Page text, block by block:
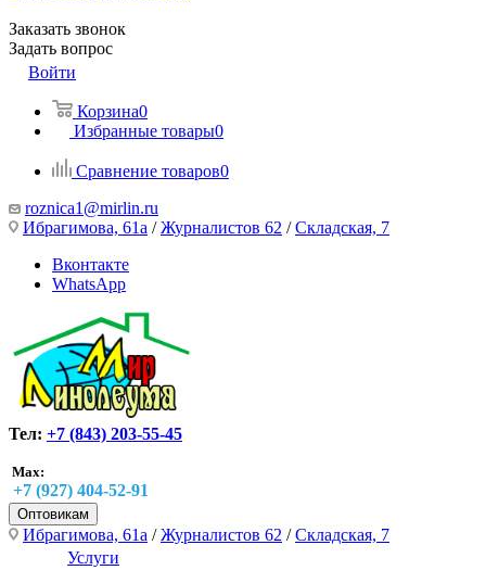
Заказать звонок
Задать вопрос
Войти
Корзина0
Избранные товары0
Сравнение товаров0
roznica1@mirlin.ru
Ибрагимова, 61а /Журналистов 62 /Складская, 7
Вконтакте
WhatsApp
Тел: +7 (843) 203-55-45
Max:
+7 (927) 404-52-91
Оптовикам
Ибрагимова, 61а /Журналистов 62 /Складская, 7
Услуги